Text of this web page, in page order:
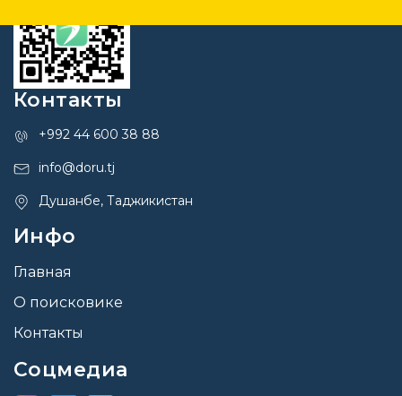
Контакты
+992 44 600 38 88
info@doru.tj
Душанбе, Таджикистан
Инфо
Главная
О поисковике
Контакты
Соцмедиа